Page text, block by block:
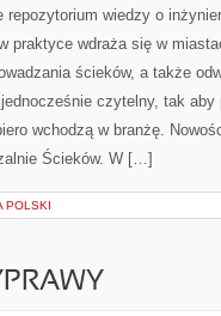
repozytorium wiedzy o
praktyce wdraża się w
ścieków, a także
czytelny, tak
wchodzą w branżę.
Ścieków. W […]
POLSKI